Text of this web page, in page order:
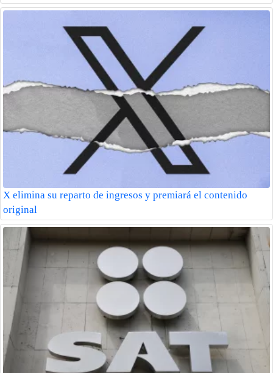
X elimina su reparto de ingresos y premiará el contenido
original